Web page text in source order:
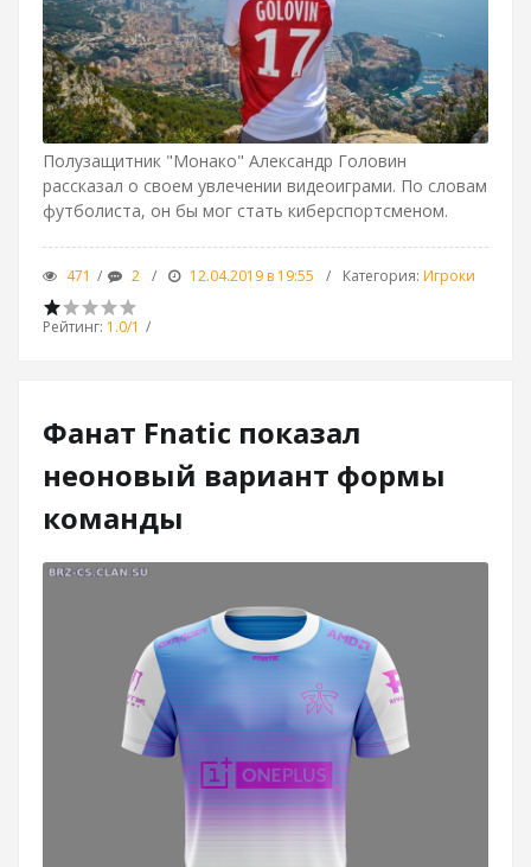
Полузащитник "Монако" Александр Головин
рассказал о своем увлечении видеоиграми. По словам
футболиста, он бы мог стать киберспортсменом.
471 2 12.04.2019 в 19:55 Категория: Игроки
Рейтинг: 1.0/1
Фанат Fnatic показал
неоновый вариант формы
команды